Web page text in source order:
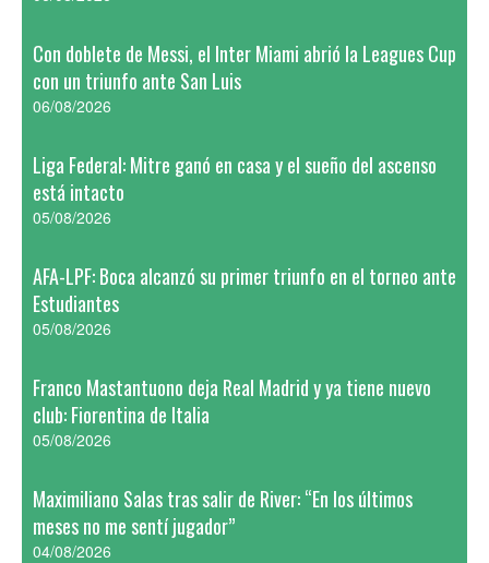
Con doblete de Messi, el Inter Miami abrió la Leagues Cup
con un triunfo ante San Luis
06/08/2026
Liga Federal: Mitre ganó en casa y el sueño del ascenso
está intacto
05/08/2026
AFA-LPF: Boca alcanzó su primer triunfo en el torneo ante
Estudiantes
05/08/2026
Franco Mastantuono deja Real Madrid y ya tiene nuevo
club: Fiorentina de Italia
05/08/2026
Maximiliano Salas tras salir de River: “En los últimos
meses no me sentí jugador”
04/08/2026